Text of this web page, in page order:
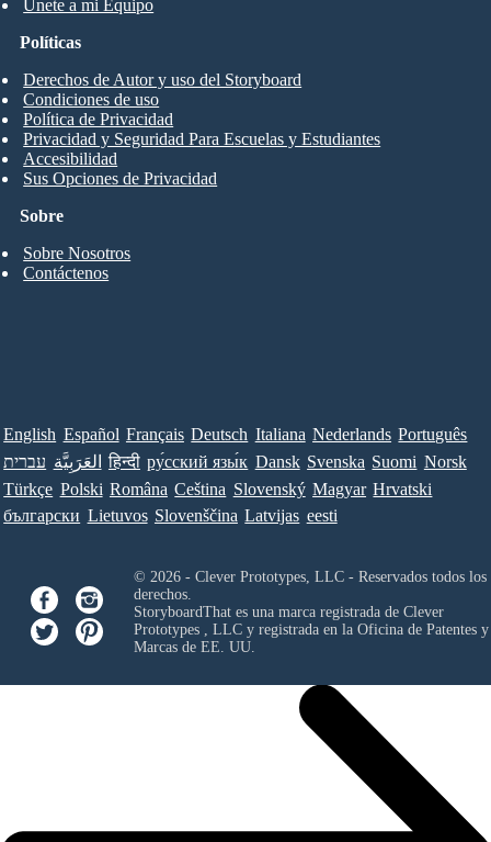
Únete a mi Equipo
Sobre
Sobre Nosotros
Contáctenos
Políticas
Derechos de Autor y uso del Storyboard
Condiciones de uso
Política de Privacidad
Privacidad y Seguridad Para Escuelas y Estudiantes
Accesibilidad
Sus Opciones de Privacidad
English Español Français Deutsch Italiana Nederlands Português
עברית العَرَبِيَّة हिन्दी ру́сский язы́к Dansk Svenska Suomi Norsk
Türkçe Polski Româna Ceština Slovenský Magyar Hrvatski
български Lietuvos Slovenščina Latvijas eesti
© 2026 - Clever Prototypes, LLC - Reservados todos los
derechos.
StoryboardThat es una marca registrada de Clever
Prototypes , LLCy registrada en la Oficina de Patentes y
Marcas de EE. UU.